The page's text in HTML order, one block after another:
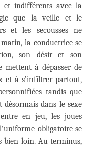
et indifférents avec la
que la veille et le
et les secousses ne
la conductrice se
son désir et son
mettent à dépasser de
et à s’infiltrer partout,
tandis que
dans le sexe
en jeu, les joues
obligatoire se
bien loin. Au terminus,